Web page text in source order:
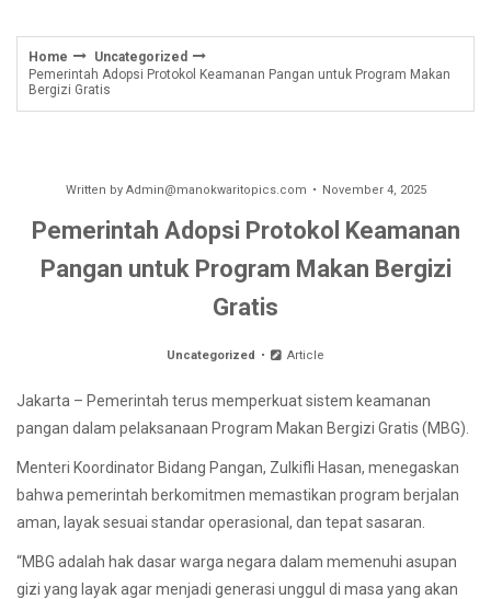
Home
Uncategorized
Pemerintah Adopsi Protokol Keamanan Pangan untuk Program Makan
Bergizi Gratis
Written by Admin@manokwaritopics.com November 4, 2025
Pemerintah Adopsi Protokol Keamanan
Pangan untuk Program Makan Bergizi
Gratis
Uncategorized Article
Jakarta – Pemerintah terus memperkuat sistem keamanan
pangan dalam pelaksanaan Program Makan Bergizi Gratis (MBG).
Menteri Koordinator Bidang Pangan, Zulkifli Hasan, menegaskan
bahwa pemerintah berkomitmen memastikan program berjalan
aman, layak sesuai standar operasional, dan tepat sasaran.
“MBG adalah hak dasar warga negara dalam memenuhi asupan
gizi yang layak agar menjadi generasi unggul di masa yang akan